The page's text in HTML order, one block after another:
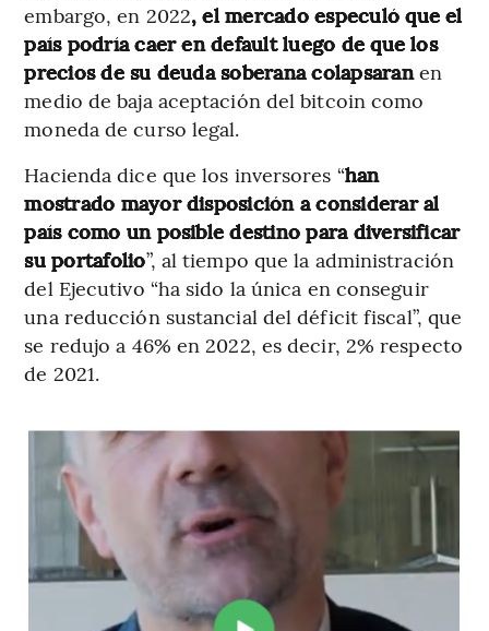
embargo, en 2022, el mercado especuló que el
país podría caer en default luego de que los
precios de su deuda soberana colapsaranen
medio de baja aceptación del bitcoin como
moneda de curso legal.
Hacienda dice que los inversores “han
mostrado mayor disposición a considerar al
país como un posible destino para diversificar
su portafolio”, al tiempo que la administración
del Ejecutivo “ha sido la única en conseguir
una reducción sustancial del déficit fiscal”, que
se redujo a 46% en 2022, es decir, 2% respecto
de 2021.